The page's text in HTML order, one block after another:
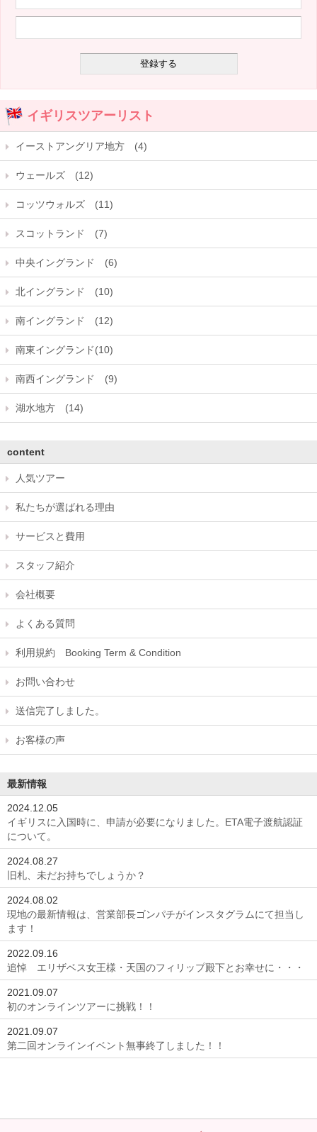
イギリスツアーリスト
イーストアングリア地方 (4)
ウェールズ (12)
コッツウォルズ (11)
スコットランド (7)
中央イングランド (6)
北イングランド (10)
南イングランド (12)
南東イングランド(10)
南西イングランド (9)
湖水地方 (14)
content
人気ツアー
私たちが選ばれる理由
サービスと費用
スタッフ紹介
会社概要
よくある質問
利用規約 Booking Term & Condition
お問い合わせ
送信完了しました。
お客様の声
最新情報
2024.12.05
イギリスに入国時に、申請が必要になりました。ETA電子渡航認証
について。
2024.08.27
旧札、未だお持ちでしょうか？
2024.08.02
現地の最新情報は、営業部長ゴンパチがインスタグラムにて担当し
ます！
2022.09.16
追悼 エリザベス女王様・天国のフィリップ殿下とお幸せに・・・
2021.09.07
初のオンラインツアーに挑戦！！
2021.09.07
第二回オンラインイベント無事終了しました！！